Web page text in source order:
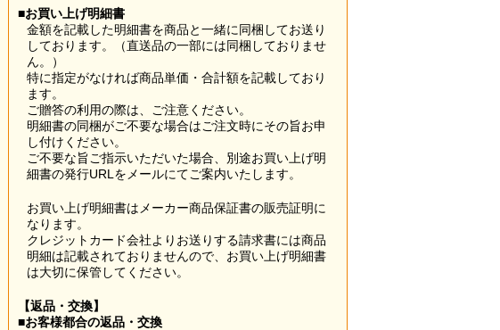
■お買い上げ明細書
金額を記載した明細書を商品と一緒に同梱してお送り
しております。（直送品の一部には同梱しておりませ
ん。）
特に指定がなければ商品単価・合計額を記載しており
ます。
ご贈答の利用の際は、ご注意ください。
明細書の同梱がご不要な場合はご注文時にその旨お申
し付けください。
ご不要な旨ご指示いただいた場合、別途お買い上げ明
細書の発行URLをメールにてご案内いたします。
お買い上げ明細書はメーカー商品保証書の販売証明に
なります。
クレジットカード会社よりお送りする請求書には商品
明細は記載されておりませんので、お買い上げ明細書
は大切に保管してください。
【返品・交換】
■お客様都合の返品・交換